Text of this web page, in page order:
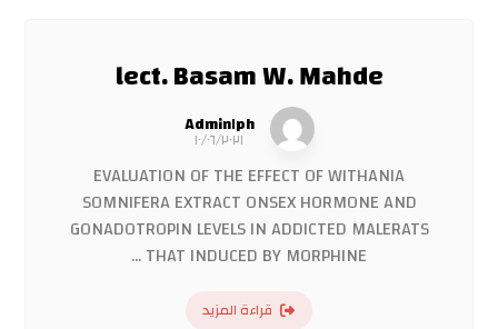
lect. Basam W. Mahde
Admin١ph
١٠/٠٦/٢٠٢١
EVALUATION OF THE EFFECT OF WITHANIA
SOMNIFERA EXTRACT ONSEX HORMONE AND
GONADOTROPIN LEVELS IN ADDICTED MALERATS
THAT INDUCED BY MORPHINE ...
قراءة المزيد